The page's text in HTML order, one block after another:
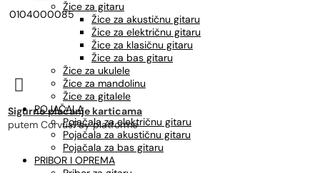
Žice za gitaru
Žice za akustičnu gitaru
Žice za električnu gitaru
Žice za klasičnu gitaru
Žice za bas gitaru
Žice za ukulele
Žice za mandolinu
Žice za gitalele
POJAČALA
Pojačala za električnu gitaru
Pojačala za akustičnu gitaru
Pojačala za bas gitaru
PRIBOR I OPREMA
0104000085

Sigurno plaćanje karticama
putem CorvusPay platforme